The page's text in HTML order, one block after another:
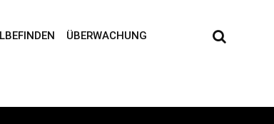
ÜBERWACHUNG